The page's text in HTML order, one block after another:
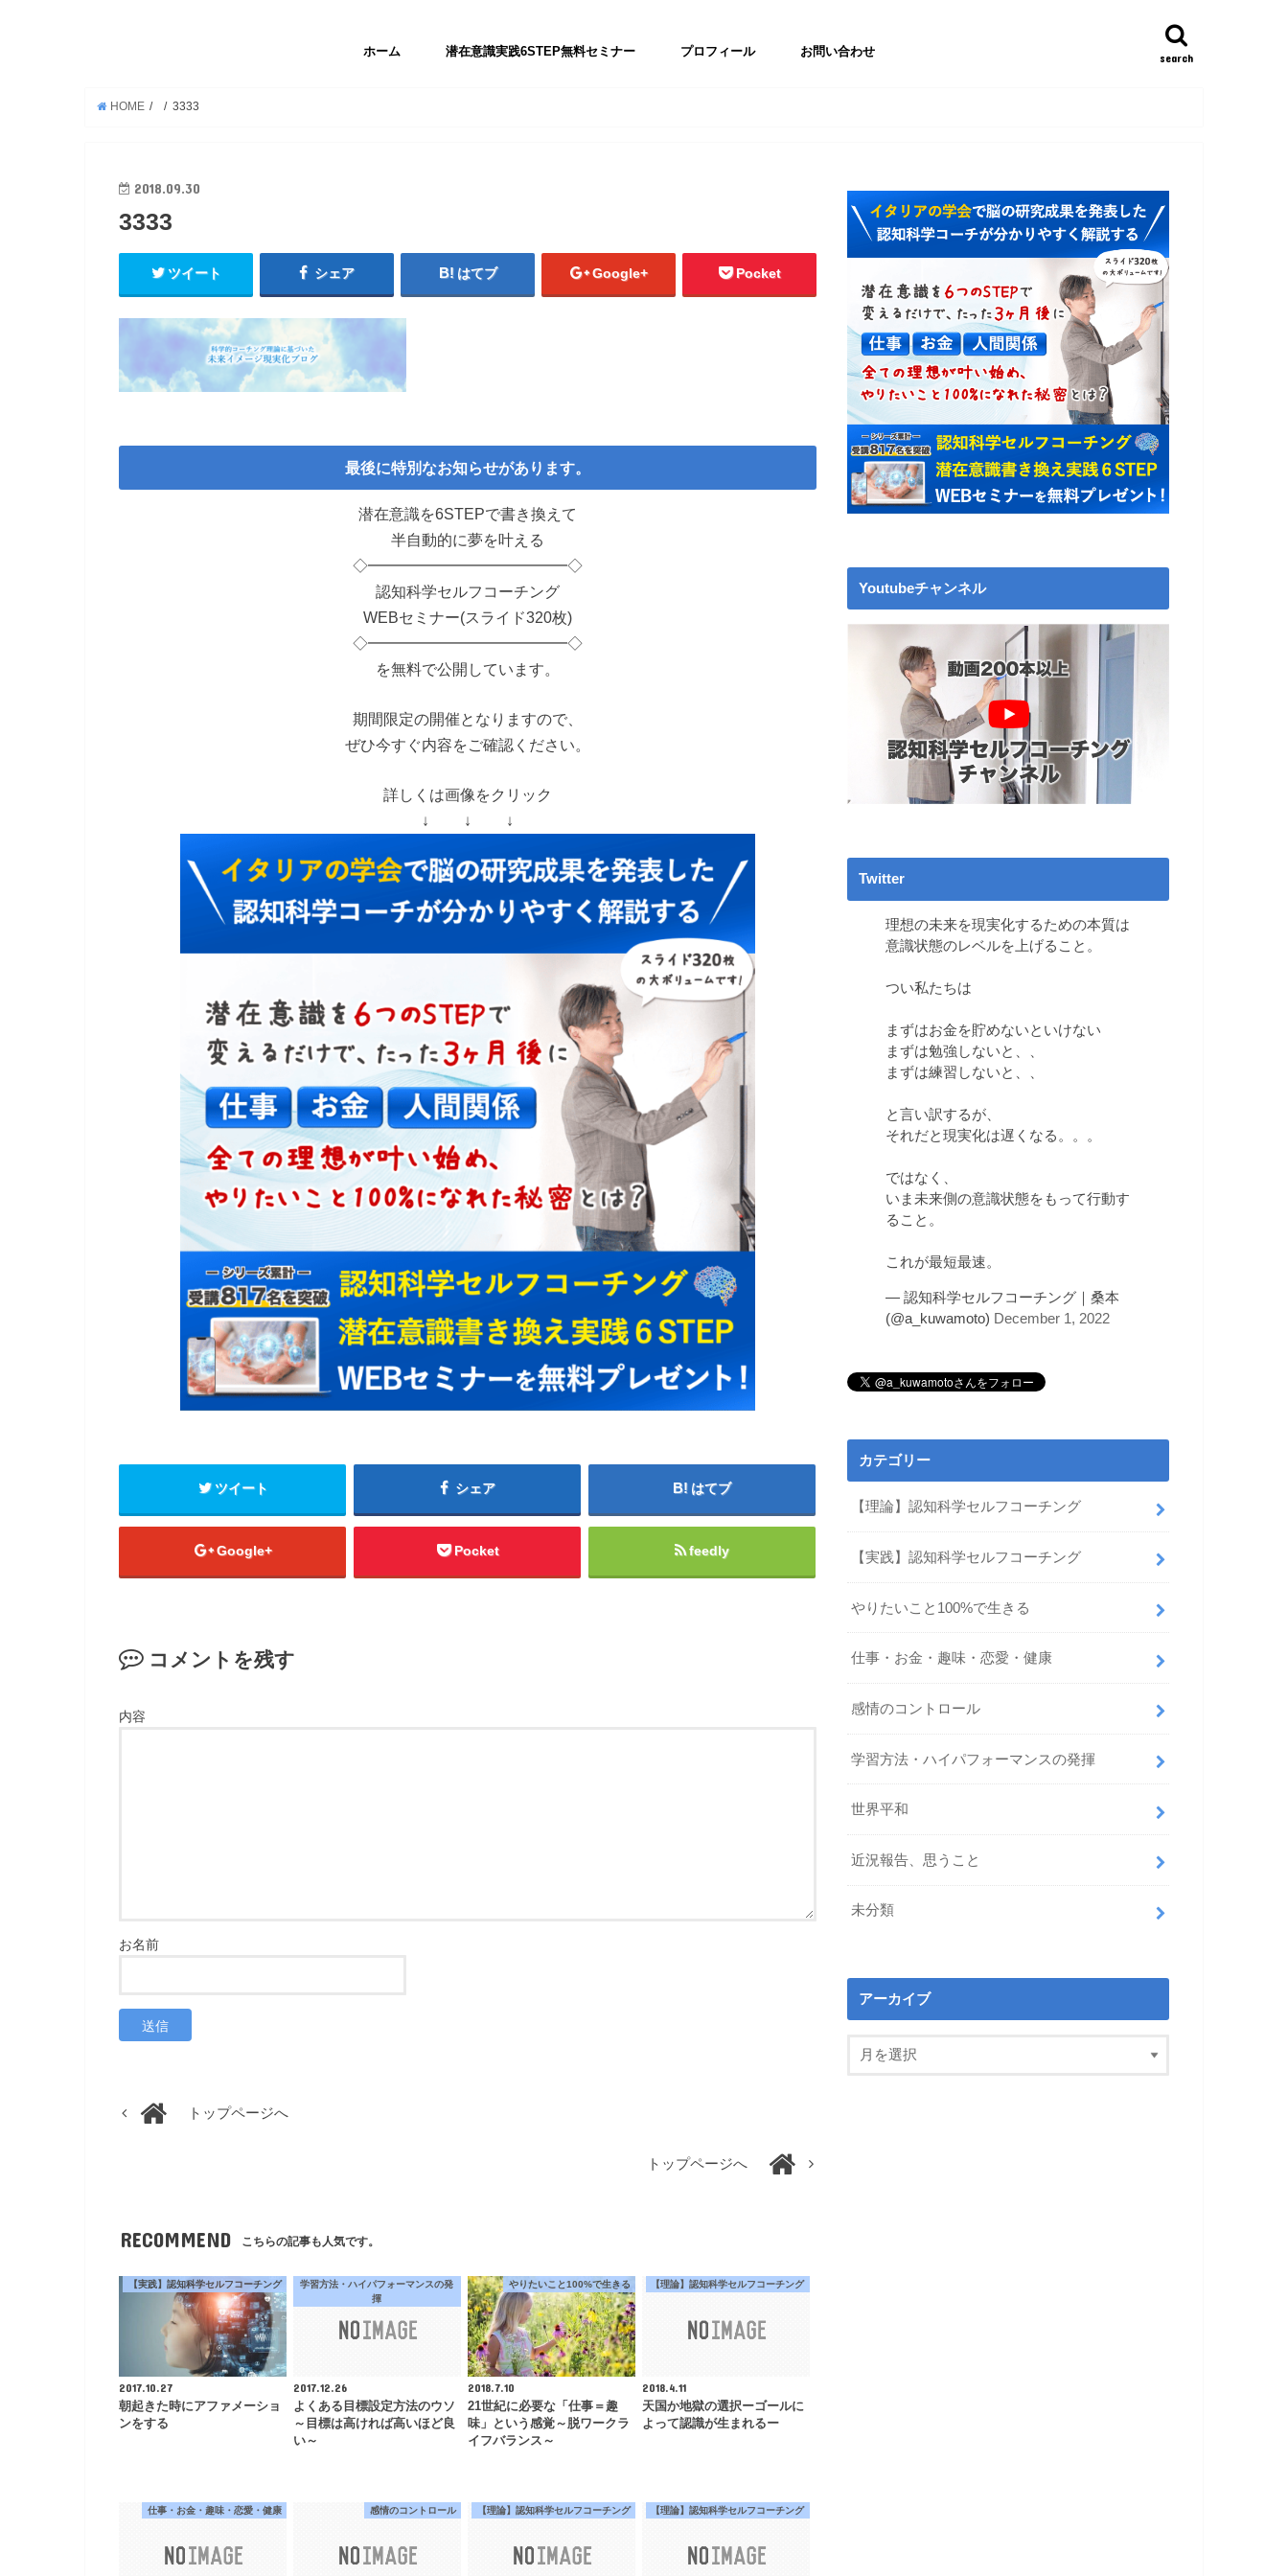
search
ホーム 潜在意識実践6STEP無料セミナー プロフィール お問い合わせ
HOME 3333
2018.09.30
3333
ツイート シェア はてブ Google+ Pocket
最後に特別なお知らせがあります。
潜在意識を6STEPで書き換えて
半自動的に夢を叶える
◇━━━━━━━━━━━━━◇
認知科学セルフコーチング
WEBセミナー(スライド320枚)
◇━━━━━━━━━━━━━◇
を無料で公開しています。
期間限定の開催となりますので、
ぜひ今すぐ内容をご確認ください。
詳しくは画像をクリック
↓ ↓ ↓
ツイート シェア はてブ
Google+ Pocket feedly
コメントを残す
トップページへ
トップページへ
RECOMMEND こちらの記事も人気です。
【実践】認知科学セルフコーチング
2017.10.27
朝起きた時にアファメーショ
ンをする
学習方法・ハイパフォーマンスの発
揮
2017.12.26
よくある目標設定方法のウソ
～目標は高ければ高いほど良
い～
やりたいこと100%で生きる
2018.7.10
21世紀に必要な「仕事＝趣
味」という感覚～脱ワークラ
イフバランス～
【理論】認知科学セルフコーチング
2018.4.11
天国か地獄の選択ーゴールに
よって認識が生まれるー
仕事・お金・趣味・恋愛・健康 感情のコントロール 【理論】認知科学セルフコーチング 【理論】認知科学セルフコーチング
Youtubeチャンネル
Twitter
理想の未来を現実化するための本質は
意識状態のレベルを上げること。
つい私たちは
まずはお金を貯めないといけない
まずは勉強しないと、、
まずは練習しないと、、
と言い訳するが、
それだと現実化は遅くなる。。。
ではなく、
いま未来側の意識状態をもって行動す
ること。
これが最短最速。
— 認知科学セルフコーチング｜桑本
(@a_kuwamoto) December 1, 2022
カテゴリー
【理論】認知科学セルフコーチング
【実践】認知科学セルフコーチング
やりたいこと100%で生きる
仕事・お金・趣味・恋愛・健康
感情のコントロール
学習方法・ハイパフォーマンスの発揮
世界平和
近況報告、思うこと
未分類
アーカイブ